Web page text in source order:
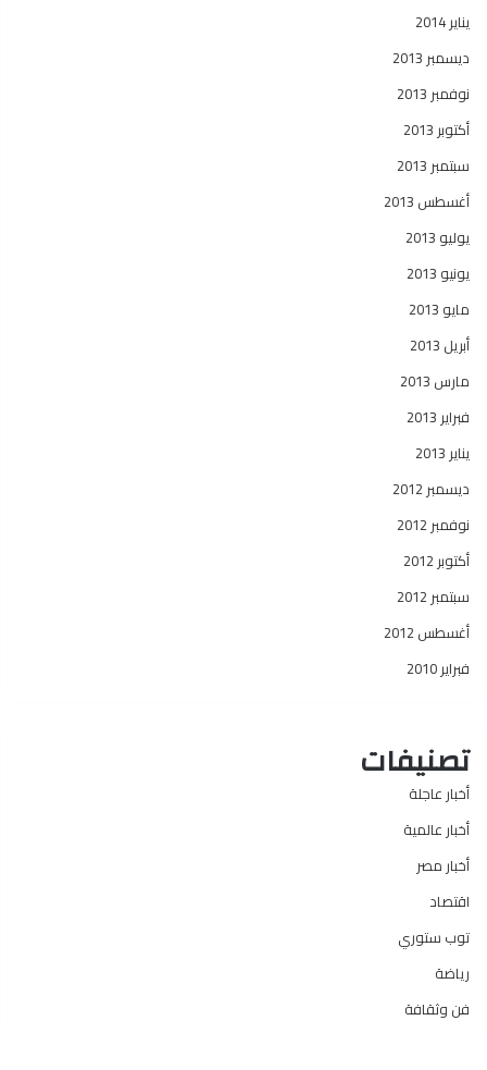
يناير 2014
ديسمبر 2013
نوفمبر 2013
أكتوبر 2013
سبتمبر 2013
أغسطس 2013
يوليو 2013
يونيو 2013
مايو 2013
أبريل 2013
مارس 2013
فبراير 2013
يناير 2013
ديسمبر 2012
نوفمبر 2012
أكتوبر 2012
سبتمبر 2012
أغسطس 2012
فبراير 2010
تصنيفات
أخبار عاجلة
أخبار عالمية
أخبار مصر
اقتصاد
توب ستوري
رياضة
فن وثقافة